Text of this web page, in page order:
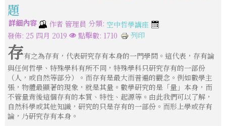
題
詳細內容 作者 管理員 分類: 空中哲學講座
發佈: 25 四月 2019
點擊數: 1710 列印
存有之為存有，代表研究存有本身的一門學問。這代表，存有論
與任何哲學、特殊學科有所不同，特殊學科只研究存有的一部份
（人，或自然等部分）。而存有是最大而普遍的觀念。例如數學主
張，物體最顯著的現象，就是其量。數學研究的是「量」本身，而
不管量背後這個存有的本質、特性、起源等。由此我們可以了解，
自然科學或其他知識，研究的只是存有的一部份。而形上學或存有
論，乃研究存有本身。